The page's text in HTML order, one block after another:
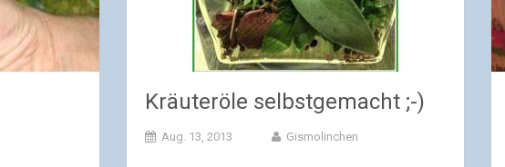
Kräuteröle selbstgemacht ;-)
Aug. 13, 2013 Gismolinchen